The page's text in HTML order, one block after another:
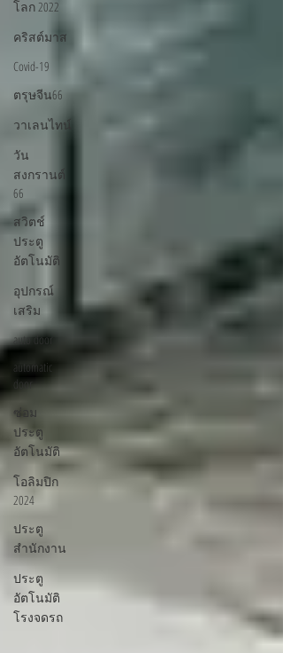
โลก 2022
คริสต์มาส
Covid-19
ตรุษจีน66
วาเลนไทน์
วัน
สงกรานต์
66
สวิตช์
ประตู
อัตโนมัติ
อุปกรณ์
เสริม
auto door
automatic
door
ซ่อม
ประตู
อัตโนมัติ
โอลิมปิก
2024
ประตู
สำนักงาน
ประตู
อัตโนมัติ
โรงจดรถ